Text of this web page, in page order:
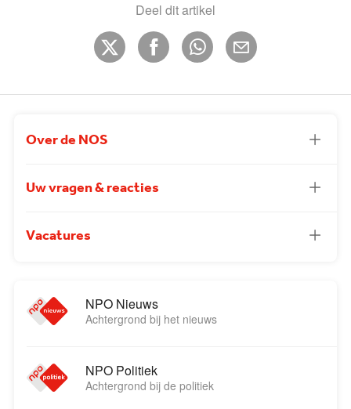
Deel dit artikel
Over de NOS
Uw vragen & reacties
Vacatures
NPO Nieuws
Achtergrond bij het nieuws
NPO Politiek
Achtergrond bij de politiek